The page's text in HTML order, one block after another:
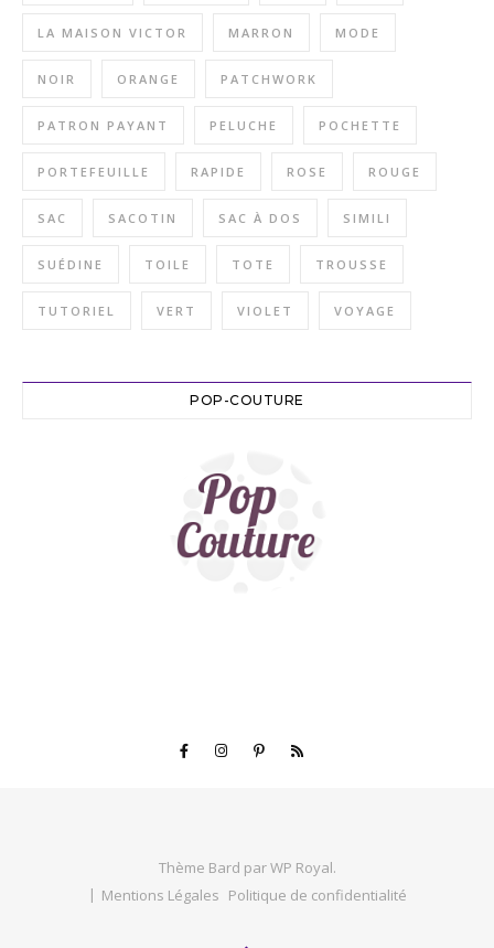
LA MAISON VICTOR MARRON MODE
NOIR ORANGE PATCHWORK
PATRON PAYANT PELUCHE POCHETTE
PORTEFEUILLE RAPIDE ROSE ROUGE
SAC SACOTIN SAC À DOS SIMILI
SUÉDINE TOILE TOTE TROUSSE
TUTORIEL VERT VIOLET VOYAGE
POP-COUTURE
Thème Bard parWP Royal.
Mentions Légales Politique de confidentialité